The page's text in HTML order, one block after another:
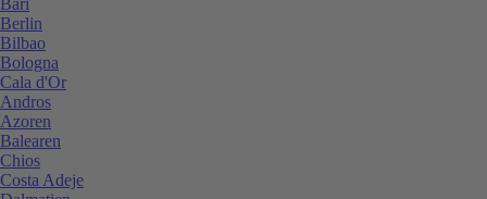
Berlin
Bilbao
Bologna
Cala d'Or
Andros
Azoren
Balearen
Chios
Costa Adeje